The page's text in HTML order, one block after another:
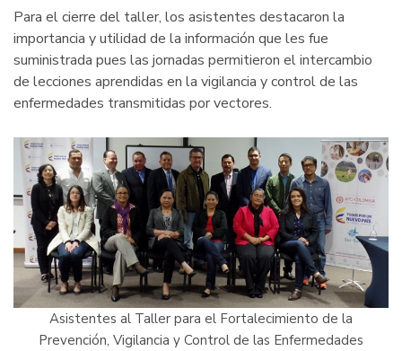
Para el cierre del taller, los asistentes destacaron la
importancia y utilidad de la información que les fue
suministrada pues las jornadas permitieron el intercambio
de lecciones aprendidas en la vigilancia y control de las
enfermedades transmitidas por vectores.
Asistentes al Taller para el Fortalecimiento de la
Prevención, Vigilancia y Control de las Enfermedades